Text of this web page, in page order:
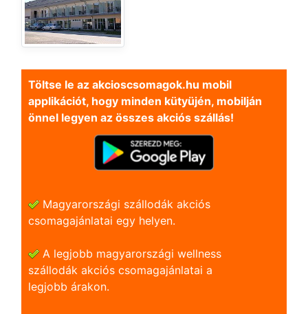
Töltse le az akcioscsomagok.hu mobil
applikációt, hogy minden kütyüjén, mobilján
önnel legyen az összes akciós szállás!
Magyarországi szállodák akciós
csomagajánlatai egy helyen.
A legjobb magyarországi wellness
szállodák akciós csomagajánlatai a
legjobb árakon.